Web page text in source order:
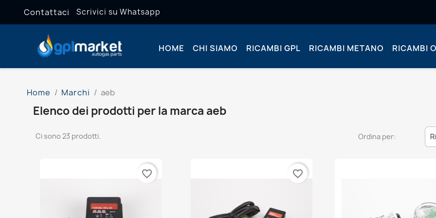
Contattaci Scrivici su Whatsapp
HOME CHI SIAMO RICAMBI GPL RICAMBI METANO RICAMBI
Home Marchi aeb
Elenco dei prodotti per la marca aeb
Ci sono 23 prodotti. Ordina per:
favorite_border favorite_border